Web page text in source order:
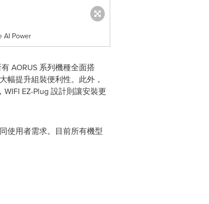
AI Power
AORUS 系列機種全面搭
幅提升組裝便利性。此外，
EZ-Plug 設計則讓安裝更
使用者需求。目前所有機型